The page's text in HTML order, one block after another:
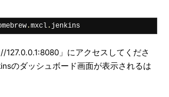
.mxcl . jenkins
」にアクセスしてくださ
のダッシュボード画面が表示されるは